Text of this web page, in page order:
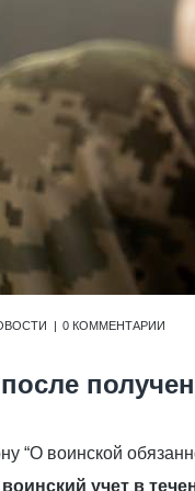
0 КОММЕНТАРИИ
“О воинской
воинский учет в